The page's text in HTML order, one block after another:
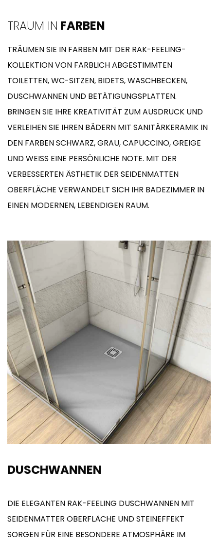
TRAUM IN FARBEN
TRÄUMEN SIE IN FARBEN MIT DER RAK-FEELING-
KOLLEKTION VON FARBLICH ABGESTIMMTEN
TOILETTEN, WC-SITZEN, BIDETS, WASCHBECKEN,
DUSCHWANNEN UND BETÄTIGUNGSPLATTEN.
BRINGEN SIE IHRE KREATIVITÄT ZUM AUSDRUCK UND
VERLEIHEN SIE IHREN BÄDERN MIT SANITÄRKERAMIK IN
DEN FARBEN SCHWARZ, GRAU, CAPUCCINO, GREIGE
UND WEISS EINE PERSÖNLICHE NOTE. MIT DER V
ERBESSERTEN ÄSTHETIK DER SEIDENMATTEN O
BERFLÄCHE VERWANDELT SICH IHR BADEZIMMER IN E
INEN MODERNEN, LEBENDIGEN RAUM.
DUSCHWANNEN
DIE ELEGANTEN RAK-FEELING DUSCHWANNEN MIT
SEIDENMATTER OBERFLÄCHE UND STEINEFFEKT
SORGEN FÜR EINE BESONDERE ATMOSPHÄRE IM